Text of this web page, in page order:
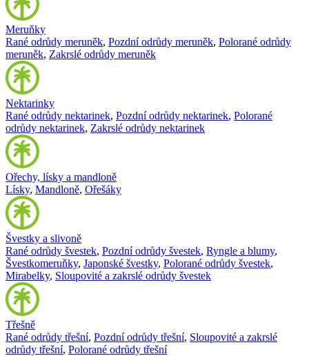
Meruňky
Rané odrůdy meruněk, Pozdní odrůdy meruněk, Polorané odrůdy
meruněk, Zakrslé odrůdy meruněk
Nektarinky
Rané odrůdy nektarinek, Pozdní odrůdy nektarinek, Polorané
odrůdy nektarinek, Zakrslé odrůdy nektarinek
Ořechy, lísky a mandloně
Lísky, Mandloně, Ořešáky
Švestky a slivoně
Rané odrůdy švestek, Pozdní odrůdy švestek, Ryngle a blumy,
Švestkomeruňky, Japonské švestky, Polorané odrůdy švestek,
Mirabelky, Sloupovité a zakrslé odrůdy švestek
Třešně
Rané odrůdy třešní, Pozdní odrůdy třešní, Sloupovité a zakrslé
odrůdy třešní, Polorané odrůdy třešní